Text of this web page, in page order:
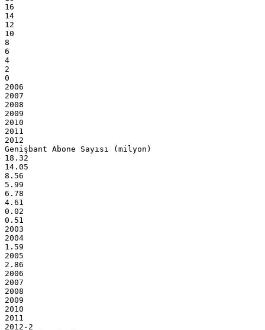
16
14
12
10
8
6
4
2
0
2006
2007
2008
2009
2010
2011
2012
Genişbant Abone Sayısı (milyon)
18.32
14.05
8.56
5.99
6.78
4.61
0.02
0.51
2003
2004
1.59
2005
2.86
2006
2007
2008
2009
2010
2011
2012-2